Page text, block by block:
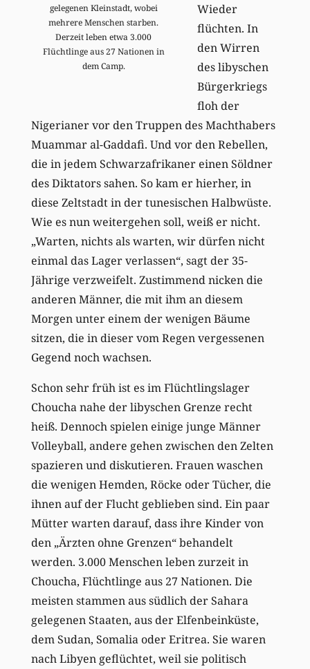
gelegenen Kleinstadt, wobei
mehrere Menschen starben.
Derzeit leben etwa 3.000
Flüchtlinge aus 27 Nationen in
dem Camp.
Wieder
flüchten. In
den Wirren
des libyschen
Bürgerkriegs
floh der
Nigerianer vor den Truppen des Machthabers
Muammar al-Gaddafi. Und vor den Rebellen,
die in jedem Schwarzafrikaner einen Söldner
des Diktators sahen. So kam er hierher, in
diese Zeltstadt in der tunesischen Halbwüste.
Wie es nun weitergehen soll, weiß er nicht.
„Warten, nichts als warten, wir dürfen nicht
einmal das Lager verlassen“, sagt der 35-
Jährige verzweifelt. Zustimmend nicken die
anderen Männer, die mit ihm an diesem
Morgen unter einem der wenigen Bäume
sitzen, die in dieser vom Regen vergessenen
Gegend noch wachsen.
Schon sehr früh ist es im Flüchtlingslager
Choucha nahe der libyschen Grenze recht
heiß. Dennoch spielen einige junge Männer
Volleyball, andere gehen zwischen den Zelten
spazieren und diskutieren. Frauen waschen
die wenigen Hemden, Röcke oder Tücher, die
ihnen auf der Flucht geblieben sind. Ein paar
Mütter warten darauf, dass ihre Kinder von
den „Ärzten ohne Grenzen“ behandelt
werden. 3.000 Menschen leben zurzeit in
Choucha, Flüchtlinge aus 27 Nationen. Die
meisten stammen aus südlich der Sahara
gelegenen Staaten, aus der Elfenbeinküste,
dem Sudan, Somalia oder Eritrea. Sie waren
nach Libyen geflüchtet, weil sie politisch